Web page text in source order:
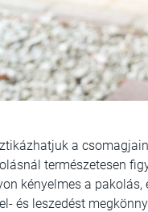
a
természetesen
kényelmes a
és leszedést